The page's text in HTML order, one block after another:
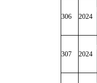
306 2024
307 2024